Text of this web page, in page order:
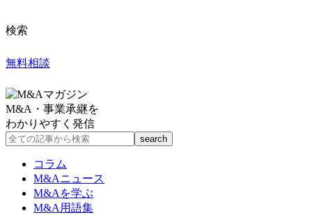
検索
無料相談
M&A・事業承継を
わかりやすく発信
コラム
M&Aニュース
M&Aを学ぶ
M&A用語集